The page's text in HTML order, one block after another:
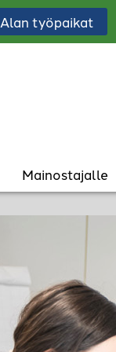
Alan työpaikat
Mainostajalle